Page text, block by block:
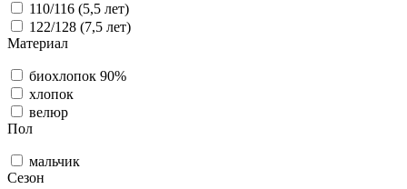
110/116 (5,5 лет)
122/128 (7,5 лет)
Материал
биохлопок 90%
хлопок
велюр
Пол
мальчик
Сезон